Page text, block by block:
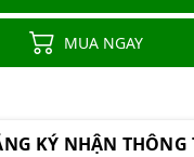
MUA NGAY
KÝ NHẬN THÔNG
Laptop Gaming
53VN383SH
Liên hệ